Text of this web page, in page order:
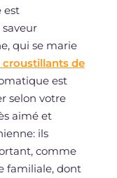
est
qui se marie
croustillants de
est
selon votre
aimé et
ils
comme
familiale, dont